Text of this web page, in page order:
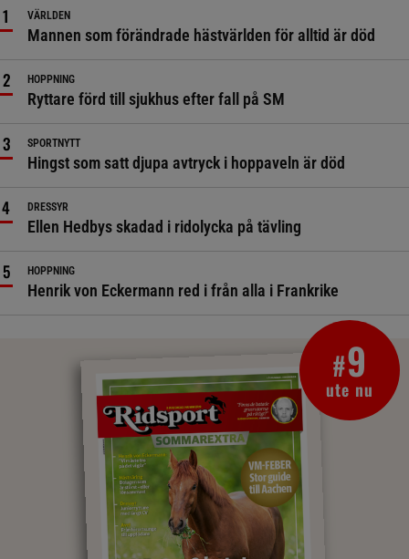
VÄRLDEN
Mannen som förändrade hästvärlden för alltid är död
HOPPNING
Ryttare förd till sjukhus efter fall på SM
SPORTNYTT
Hingst som satt djupa avtryck i hoppaveln är död
DRESSYR
Ellen Hedbys skadad i ridolycka på tävling
HOPPNING
Henrik von Eckermann red i från alla i Frankrike
#9
ute nu